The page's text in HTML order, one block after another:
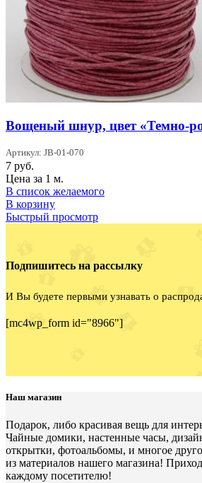
Вощеный шнур, цвет «Темно-
Артикул: JB-01-070
7 руб.
Цена за 1 м.
В список желаемого
В корзину
Быстрый просмотр
Подпишитесь на рассылку
И Вы будете первыми узнавать о
[mc4wp_form id="8966"]
Наш магазин
Подарок, либо красивая вещь для
Чайные домики, настенные часы,
открытки, фотоальбомы, и многое
из материалов нашего магазина!
каждому посетителю!